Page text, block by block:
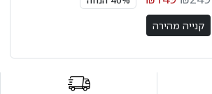
קנייה מהירה